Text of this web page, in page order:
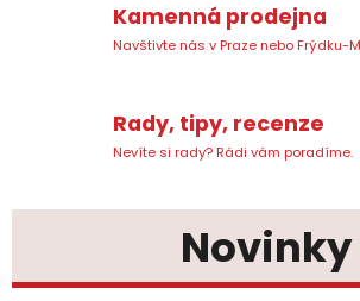
Kamenná prodejna
Navštivte nás v Praze nebo Frýdku-
Rady, tipy, recenze
Nevíte si rady? Rádi vám poradíme.
Novinky